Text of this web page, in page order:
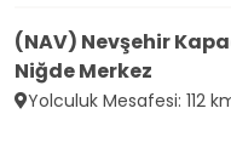
(NAV) Nevşehir
Niğde Merkez
Yolculuk Mesafesi: 112